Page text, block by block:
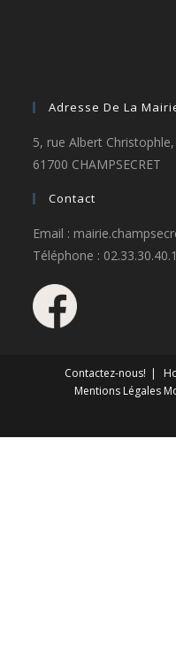
Adresse De La
5, rue Albert Christophle,
61700 CHAMPSECRET
Contact
Email :
Téléphone :
Contactez-nous!
Mentions Légales